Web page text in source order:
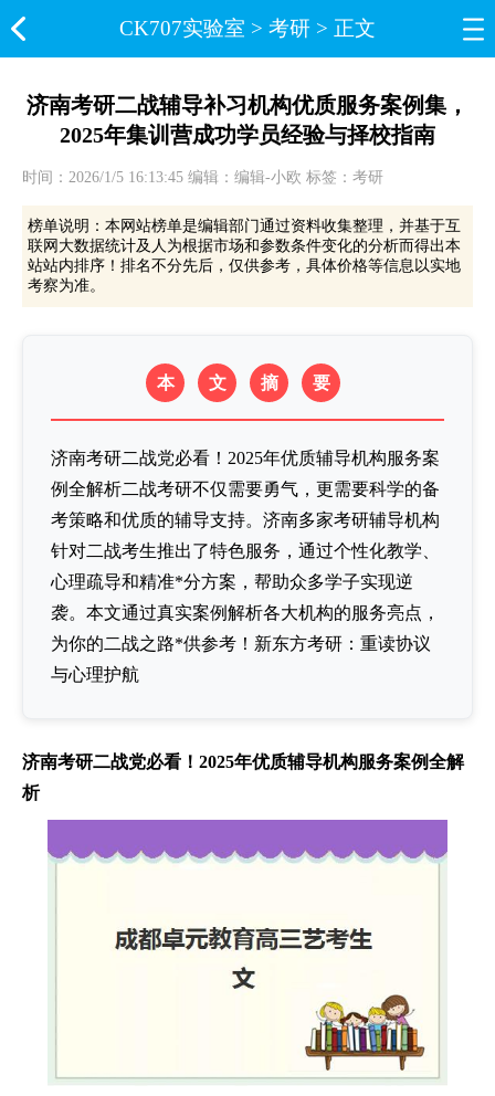
CK707实验室​ > 考研 > 正文
济南考研二战辅导补习机构优质服务案例集，
2025年集训营成功学员经验与择校指南
时间：2026/1/5 16:13:45 编辑：编辑-小欧 标签：考研
榜单说明：本网站榜单是编辑部门通过资料收集整理，并基于互
联网大数据统计及人为根据市场和参数条件变化的分析而得出本
站站内排序！排名不分先后，仅供参考，具体价格等信息以实地
考察为准。
本 文 摘 要
济南考研二战党必看！2025年优质辅导机构服务案
例全解析二战考研不仅需要勇气，更需要科学的备
考策略和优质的辅导支持。济南多家考研辅导机构
针对二战考生推出了特色服务，通过个性化教学、
心理疏导和精准*分方案，帮助众多学子实现逆
袭。本文通过真实案例解析各大机构的服务亮点，
为你的二战之路*供参考！新东方考研：重读协议
与心理护航
济南考研二战党必看！2025年优质辅导机构服务案例全解
析